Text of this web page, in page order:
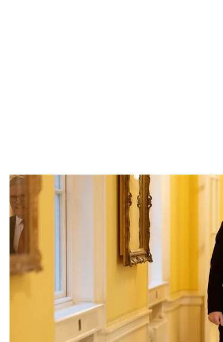
Премʼєр-міністр Великої
Велика Британія та Франція
представлять Вашингтону.
Про це повідомив премʼєр-міністр
За його словами, таких домовленостей
Володимиром Зеленським і
роботи можуть доєднатися ще одна або
Стармернаголосив
, що в разі
результатів буде порушення росією